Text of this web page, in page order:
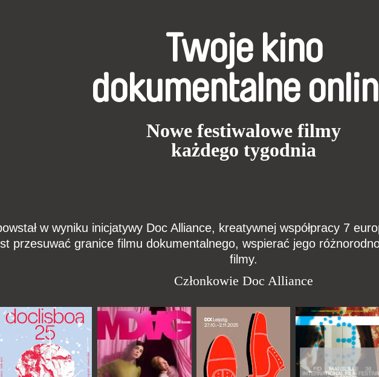
Twoje kino
dokumentalne
Nowe festiwalowe filmy
każdego tygodnia
w wyniku inicjatywy Doc Alliance, kreatywnej współpracy 7
przesuwać granice filmu dokumentalnego, wspierać jego
filmy.
Członkowie Doc Alliance